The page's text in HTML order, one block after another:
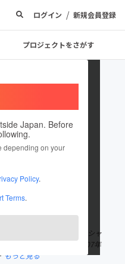
ログイン / 新規会員登録
プロジェクトをさがす
Japan. Before
depending on your
Policy.
Terms.
しています
業。2003年より日本スペシャ
グループなどで学び、2007年
もっと見る